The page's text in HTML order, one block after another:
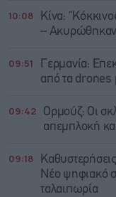
10:08
Κίνα:
– Ακυρώθηκαν
09:51
Γερμανία:
από τα drones
09:42
Ορμούζ: Οι
απεμπλοκή
09:18
Νέο ψηφιακό
ταλαιπωρία